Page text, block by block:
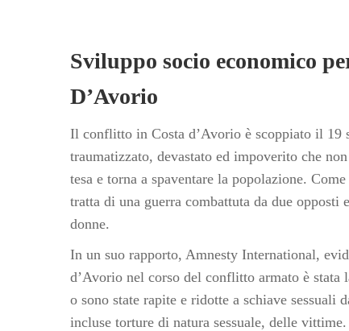
Sviluppo socio economico
D’Avorio
Il conflitto in Costa d’Avorio è scoppiato il 19
traumatizzato, devastato ed impoverito che
tesa e torna a spaventare la popolazione.
tratta di una guerra combattuta da due
donne.
In un suo rapporto, Amnesty International,
d’Avorio nel corso del conflitto armato è stata
o sono state rapite e ridotte a schiave sessuali
incluse torture di natura sessuale, delle vittime.